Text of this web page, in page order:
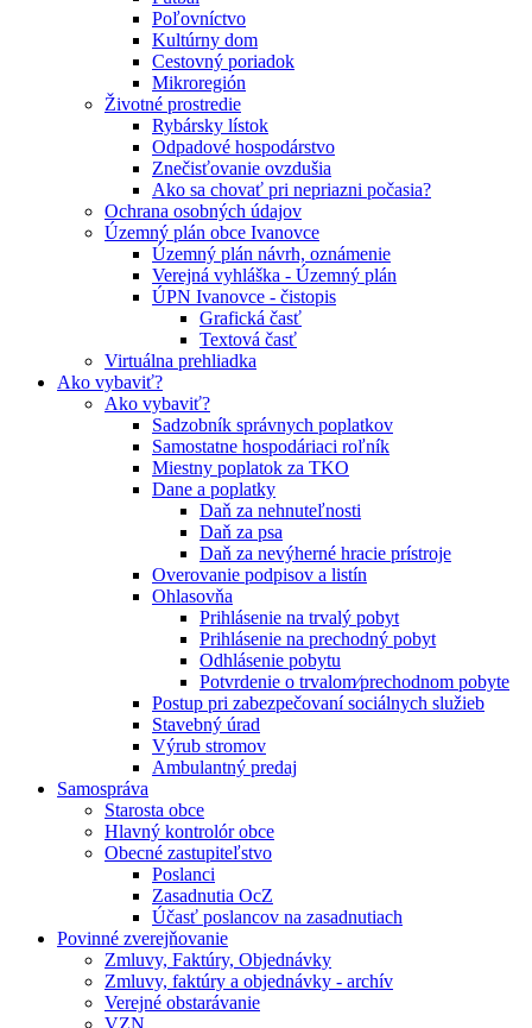
Poľovníctvo
Kultúrny dom
Cestovný poriadok
Mikroregión
Životné prostredie
Rybársky lístok
Odpadové hospodárstvo
Znečisťovanie ovzdušia
Ako sa chovať pri nepriazni počasia?
Ochrana osobných údajov
Územný plán obce Ivanovce
Územný plán návrh, oznámenie
Verejná vyhláška - Územný plán
ÚPN Ivanovce - čistopis
Grafická časť
Textová časť
Virtuálna prehliadka
Ako vybaviť?
Ako vybaviť?
Sadzobník správnych poplatkov
Samostatne hospodáriaci roľník
Miestny poplatok za TKO
Dane a poplatky
Daň za nehnuteľnosti
Daň za psa
Daň za nevýherné hracie prístroje
Overovanie podpisov a listín
Ohlasovňa
Prihlásenie na trvalý pobyt
Prihlásenie na prechodný pobyt
Odhlásenie pobytu
Potvrdenie o trvalom⁄prechodnom pobyte
Postup pri zabezpečovaní sociálnych služieb
Stavebný úrad
Výrub stromov
Ambulantný predaj
Samospráva
Starosta obce
Hlavný kontrolór obce
Obecné zastupiteľstvo
Poslanci
Zasadnutia OcZ
Účasť poslancov na zasadnutiach
Povinné zverejňovanie
Zmluvy, Faktúry, Objednávky
Zmluvy, faktúry a objednávky - archív
Verejné obstarávanie
VZN